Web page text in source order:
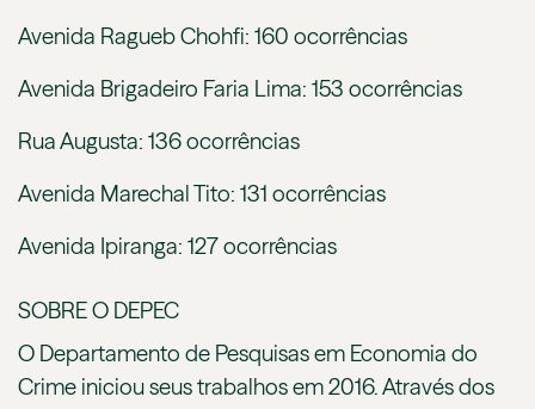
Avenida Ragueb Chohfi: 160 ocorrências
Avenida Brigadeiro Faria Lima: 153 ocorrências
Rua Augusta: 136 ocorrências
Avenida Marechal Tito: 131 ocorrências
Avenida Ipiranga: 127 ocorrências
SOBRE O DEPEC
O Departamento de Pesquisas em Economia do
Crime iniciou seus trabalhos em 2016. Através dos